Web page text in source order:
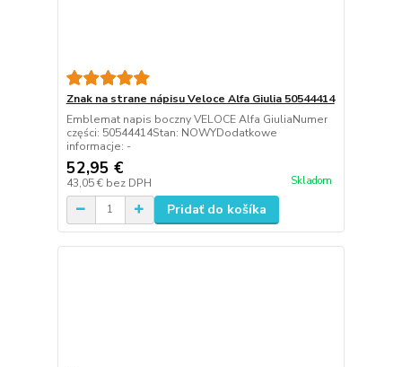
Znak na strane nápisu Veloce Alfa Giulia 50544414
Emblemat napis boczny VELOCE Alfa GiuliaNumer
części: 50544414Stan: NOWYDodatkowe
informacje: -
52,95 €
43,05 € bez DPH Skladom
Pridať do košíka